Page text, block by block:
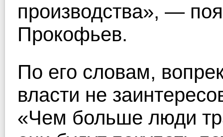
производства», —
Прокофьев.
По его словам,
власти не
«Чем больше люди